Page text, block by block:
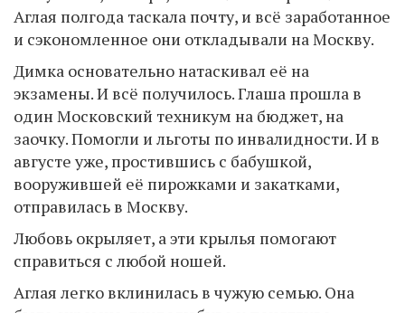
Аглая полгода таскала почту, и всё заработанное
и сэкономленное они откладывали на Москву.
Димка основательно натаскивал её на
экзамены. И всё получилось. Глаша прошла в
один Московский техникум на бюджет, на
заочку. Помогли и льготы по инвалидности. И в
августе уже, простившись с бабушкой,
вооружившей её пирожками и закатками,
отправилась в Москву.
Любовь окрыляет, а эти крылья помогают
справиться с любой ношей.
Аглая легко вклинилась в чужую семью. Она